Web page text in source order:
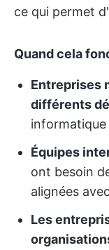
ce qui permet
Quand cela
Entreprises
différents
Équipes
ont besoin
alignées
Les